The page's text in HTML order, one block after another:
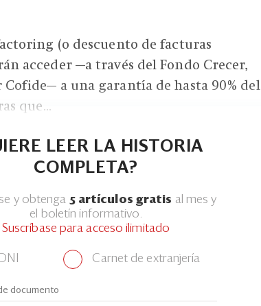
(o descuento de facturas
acceder —a través del Fondo Crecer,
a una garantía de hasta 90% del
que...
LEER LA HISTORIA
COMPLETA?
y obtenga 5 artículos gratis al mes y
el boletín informativo.
Suscríbase para acceso ilimitado
DNI Carnet de extranjería